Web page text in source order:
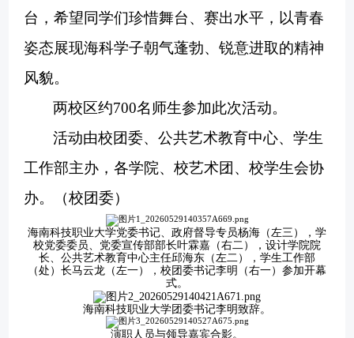
台，希望同学们珍惜舞台、赛出水平，以青春
姿态展现海科学子朝气蓬勃、锐意进取的精神
风貌。
两校区约700名师生参加此次活动。
活动由校团委、公共艺术教育中心、学生
工作部主办，各学院、校艺术团、校学生会协
办。
（校团委）
海南科技职业大学党委书记、政府督导专员杨海（左三），学
校党委委员、党委宣传部部长叶霖嘉（右二），设计学院院
长、公共艺术教育中心主任邱海东（左二），学生工作部
（处）长马云龙（左一），校团委书记李明（右一）参加开幕
式。
海南科技职业大学团委书记李明致辞。
演职人员与领导嘉宾合影。